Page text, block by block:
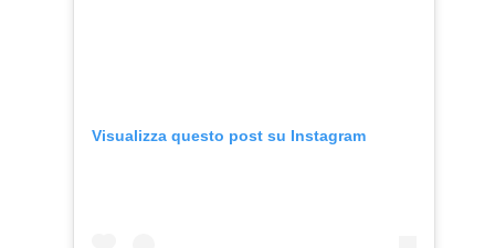
Visualizza questo post su Instagram